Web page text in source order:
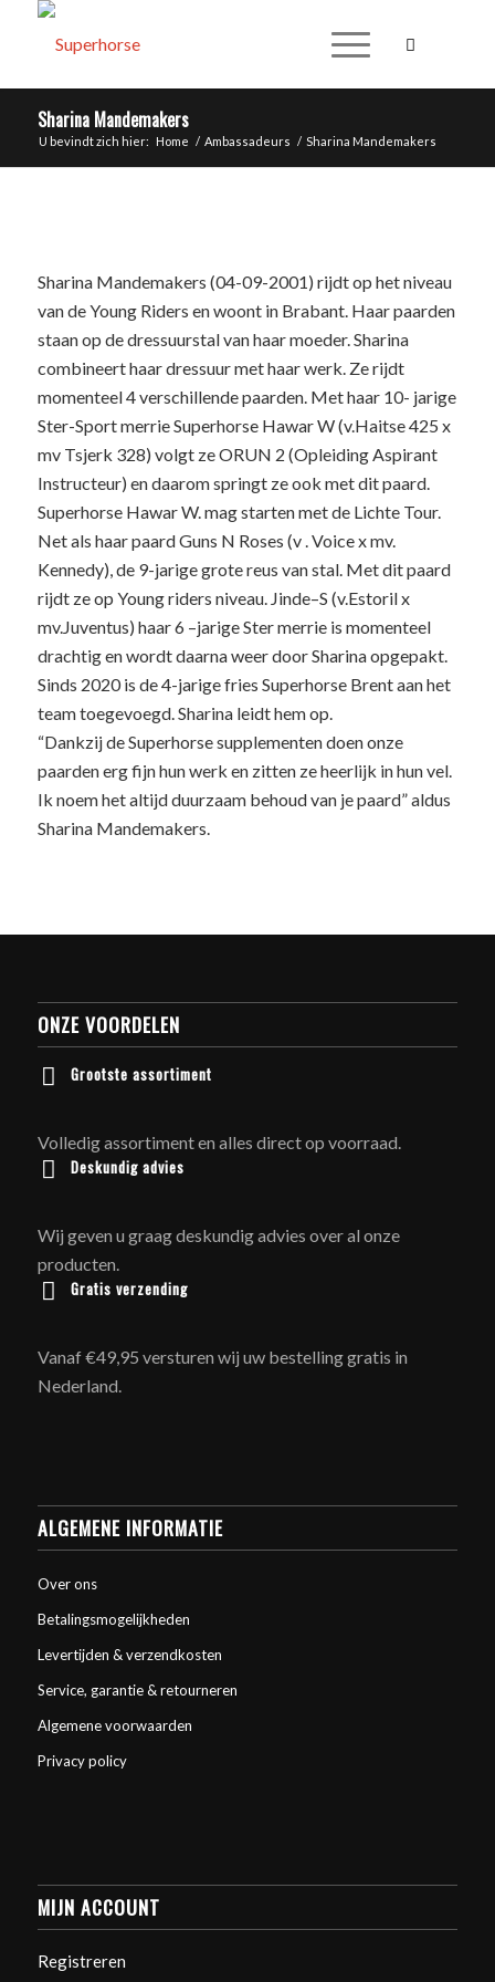
Sharina Mandemakers
U bevindt zich hier: Home / Ambassadeurs / Sharina Mandemakers
Sharina Mandemakers (04-09-2001) rijdt op het niveau
van de Young Riders en woont in Brabant. Haar paarden
staan op de dressuurstal van haar moeder. Sharina
combineert haar dressuur met haar werk. Ze rijdt
momenteel 4 verschillende paarden. Met haar 10- jarige
Ster-Sport merrie Superhorse Hawar W (v.Haitse 425 x
mv Tsjerk 328) volgt ze ORUN 2 (Opleiding Aspirant
Instructeur) en daarom springt ze ook met dit paard.
Superhorse Hawar W. mag starten met de Lichte Tour.
Net als haar paard Guns N Roses (v . Voice x mv.
Kennedy), de 9-jarige grote reus van stal. Met dit paard
rijdt ze op Young riders niveau. Jinde–S (v.Estoril x
mv.Juventus) haar 6 –jarige Ster merrie is momenteel
drachtig en wordt daarna weer door Sharina opgepakt.
Sinds 2020 is de 4-jarige fries Superhorse Brent aan het
team toegevoegd. Sharina leidt hem op.
“Dankzij de Superhorse supplementen doen onze
paarden erg fijn hun werk en zitten ze heerlijk in hun vel.
Ik noem het altijd duurzaam behoud van je paard” aldus
Sharina Mandemakers.
ONZE VOORDELEN
Grootste assortiment
Volledig assortiment en alles direct op voorraad.
Deskundig advies
Wij geven u graag deskundig advies over al onze
producten.
Gratis verzending
Vanaf €49,95 versturen wij uw bestelling gratis in
Nederland.
ALGEMENE INFORMATIE
Over ons
Betalingsmogelijkheden
Levertijden & verzendkosten
Service, garantie & retourneren
Algemene voorwaarden
Privacy policy
MIJN ACCOUNT
Registreren